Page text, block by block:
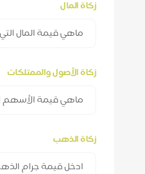
زكاة المال
زكاة الأصول والممتلكات
زكاة الذهب